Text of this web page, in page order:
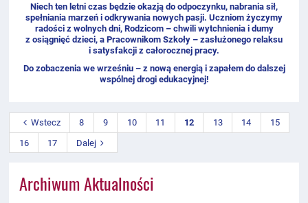
Niech ten letni czas będzie okazją do odpoczynku, nabrania sił,
spełniania marzeń i odkrywania nowych pasji. Uczniom życzymy
radości z wolnych dni, Rodzicom – chwili wytchnienia i dumy
z osiągnięć dzieci, a Pracownikom Szkoły – zasłużonego relaksu
i satysfakcji z całorocznej pracy.
Do zobaczenia we wrześniu – z nową energią i zapałem do dalszej
wspólnej drogi edukacyjnej!
Wstecz 8 9 10 11 12 13 14
15
16
17 Dalej
Archiwum Aktualności